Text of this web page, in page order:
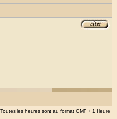
Toutes les heures sont au format GMT + 1 Heure